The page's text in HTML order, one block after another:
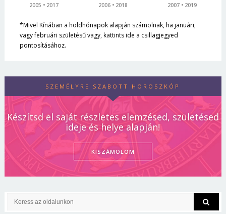
2005
2017
2006
2018
2007
2019
*Mivel Kínában a holdhónapok alapján számolnak, ha januári,
vagy februári születésű vagy, kattints ide a csillagjegyed
pontosításához.
SZEMÉLYRE SZABOTT HOROSZKÓP
Készítsd el saját részletes elemzésed, születésed
ideje és helye alapján!
KISZÁMOLOM